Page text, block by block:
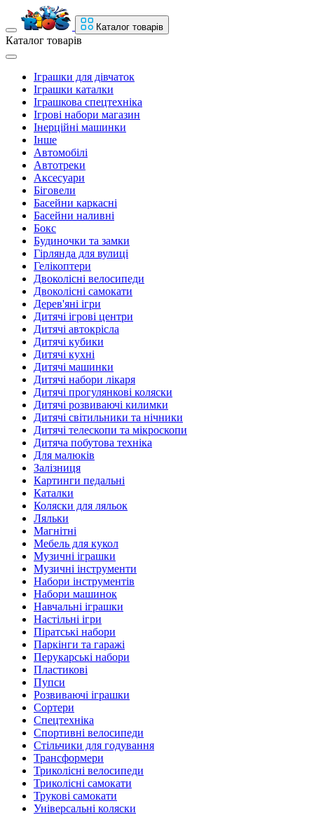
Каталог товарів
Каталог товарів
Іграшки для дівчаток
Іграшки каталки
Іграшкова спецтехніка
Ігрові набори магазин
Інерційні машинки
Інше
Автомобілі
Автотреки
Аксесуари
Біговели
Басейни каркасні
Басейни наливні
Бокс
Будиночки та замки
Гірлянда для вулиці
Гелікоптери
Двоколісні велосипеди
Двоколісні самокати
Дерев'яні ігри
Дитячі ігрові центри
Дитячі автокрісла
Дитячі кубики
Дитячі кухні
Дитячі машинки
Дитячі набори лікаря
Дитячі прогулянкові коляски
Дитячі розвиваючі килимки
Дитячі світильники та нічники
Дитячі телескопи та мікроскопи
Дитяча побутова техніка
Для малюків
Залізниця
Картинги педальні
Каталки
Коляски для ляльок
Ляльки
Магнітні
Мебель для кукол
Музичні іграшки
Музичні інструменти
Набори інструментів
Набори машинок
Навчальні іграшки
Настільні ігри
Піратські набори
Паркінги та гаражі
Перукарські набори
Пластикові
Пупси
Розвиваючі іграшки
Сортери
Спецтехніка
Спортивні велосипеди
Стільчики для годування
Трансформери
Триколісні велосипеди
Триколісні самокати
Трукові самокати
Універсальні коляски